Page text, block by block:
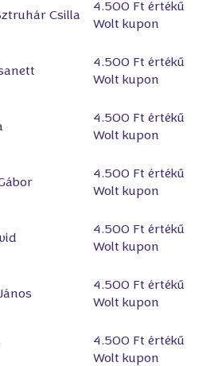
Csilla
4.500 Ft értékű
Wolt kupon
4.500 Ft értékű
Wolt kupon
4.500 Ft értékű
Wolt kupon
4.500 Ft értékű
Wolt kupon
4.500 Ft értékű
Wolt kupon
4.500 Ft értékű
Wolt kupon
4.500 Ft értékű
Wolt kupon